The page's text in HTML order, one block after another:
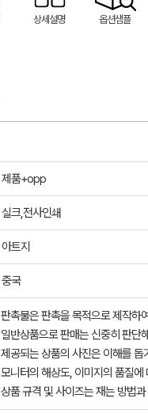
상세설명 옵션샘플
제품+opp
실크,전사인쇄
아트지
중국
판촉물은 판촉을 목적으로 제작하
일반상품으로 판매는 신중히 판단
제공되는 상품의 사진은 이해를
모니터의 해상도, 이미지의 품질
상품 규격 및 사이즈는 재는 방법